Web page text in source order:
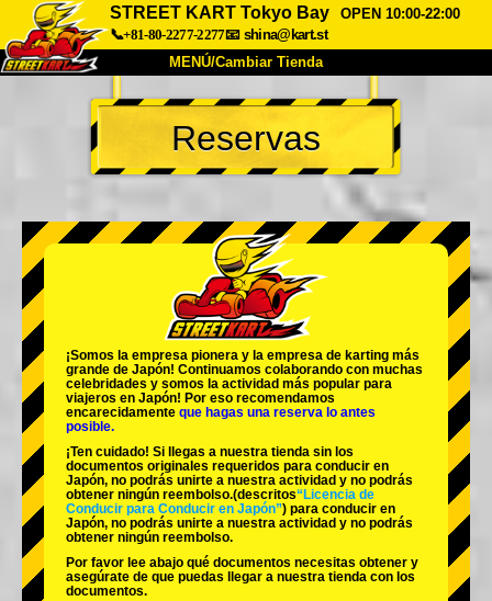
STREET KART Tokyo Bay
OPEN 10:00-22:00
📞+81-80-2277-2277📧 shina@kart.st
MENÚ/Cambiar Tienda
INICIO
Acerca de Especificaciones Precios
Preguntas Frecuentes
Empresa Reservas
Cambiar Tienda
Tokyo Shinagawa Tokyo Akihabara#1
Tokyo Akihabara#2
Tokyo Shibuya Annex Tokyo Bay
Tokyo Asakusa
Reservas
¡Somos la empresa pionera y la empresa de karting más
grande de Japón! Continuamos colaborando con muchas
celebridades y somos la actividad más popular para
viajeros en Japón! Por eso recomendamos
encarecidamente que hagas una reserva lo antes
posible.
¡Ten cuidado! Si llegas a nuestra tienda sin los
documentos originales requeridos para conducir en
Japón, no podrás unirte a nuestra actividad y no podrás
obtener ningún reembolso.(descritos“Licencia de
Conducir para Conducir en Japón”) para conducir en
Japón, no podrás unirte a nuestra actividad y no podrás
obtener ningún reembolso.
Por favor lee abajo qué documentos necesitas obtener y
asegúrate de que puedas llegar a nuestra tienda con los
documentos.